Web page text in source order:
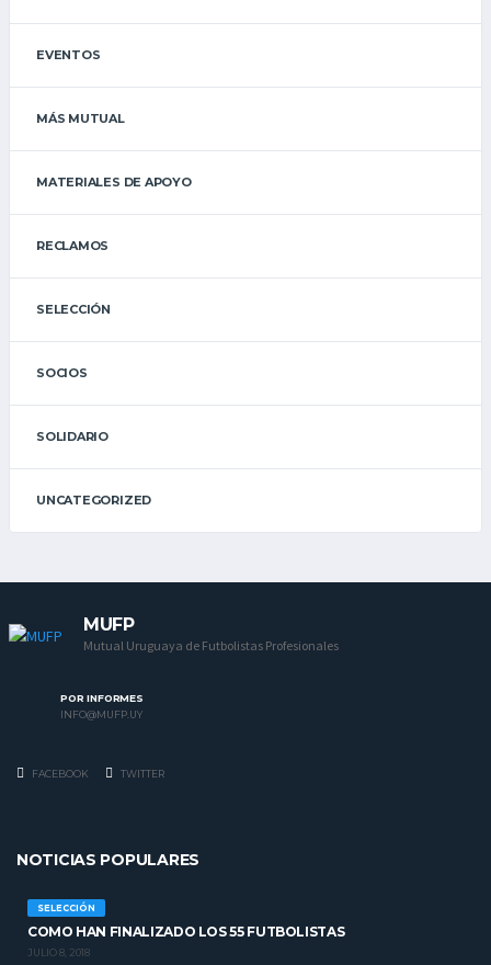
EVENTOS
MÁS MUTUAL
MATERIALES DE APOYO
RECLAMOS
SELECCIÓN
SOCIOS
SOLIDARIO
UNCATEGORIZED
MUFP
Mutual Uruguaya de Futbolistas Profesionales
POR INFORMES
INFO@MUFP.UY
FACEBOOK TWITTER
NOTICIAS POPULARES
SELECCIÓN
COMO HAN FINALIZADO LOS 55 FUTBOLISTAS
JULIO 8, 2018